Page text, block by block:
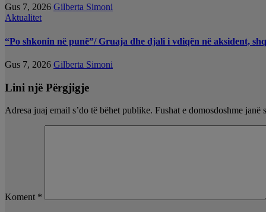
Gus 7, 2026 Gilberta Simoni
Aktualitet
“Po shkonin në punë”/ Gruaja dhe djali i vdiqën në aksident,
Gus 7, 2026 Gilberta Simoni
Lini një Përgjigje
Adresa juaj email s’do të bëhet publike. Fushat e domosdoshme janë
Koment *